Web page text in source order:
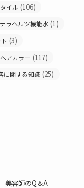
イル (106)
テラヘルツ機能水 (1)
(3)
ヘアカラー (117)
に関する知識 (25)
美容師のQ＆A